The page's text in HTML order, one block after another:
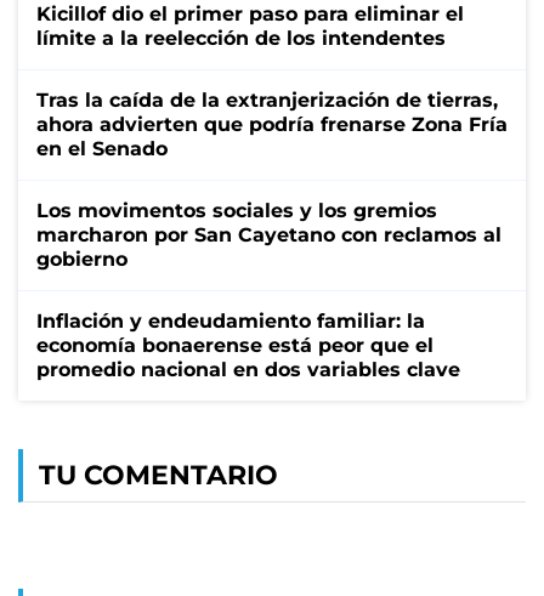
Kicillof dio el primer paso para eliminar el
límite a la reelección de los intendentes
Tras la caída de la extranjerización de tierras,
ahora advierten que podría frenarse Zona Fría
en el Senado
Los movimentos sociales y los gremios
marcharon por San Cayetano con reclamos al
gobierno
Inflación y endeudamiento familiar: la
economía bonaerense está peor que el
promedio nacional en dos variables clave
TU COMENTARIO